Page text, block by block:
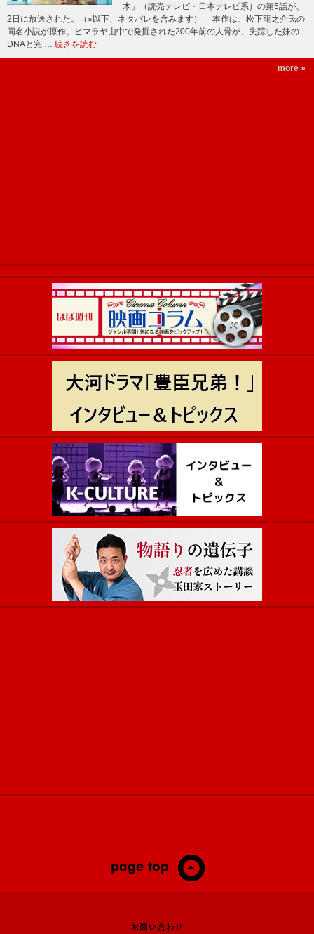
木」（読売テレビ・日本テレビ系）の第5話が、
2日に放送された。（※以下、ネタバレを含みます） 本作は、松下龍之介氏の
同名小説が原作。ヒマラヤ山中で発掘された200年前の人骨が、失踪した妹の
DNAと完 … 続きを読む
more »